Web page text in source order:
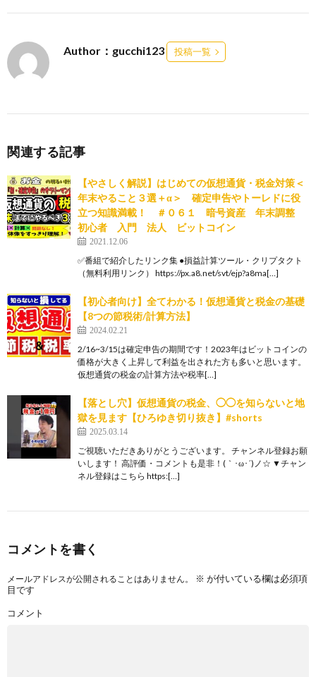
Author：gucchi123 投稿一覧
関連する記事
【やさしく解説】はじめての仮想通貨・税金対策＜
年末やること３選＋α＞ 確定申告やトーレドに役
立つ知識満載！ ＃０６１ 暗号資産 年末調整
初心者 入門 法人 ビットコイン
2021.12.06
✅番組で紹介したリンク集 ●損益計算ツール・クリプタクト
（無料利用リンク） https://px.a8.net/svt/ejp?a8ma[…]
【初心者向け】全てわかる！仮想通貨と税金の基礎
【8つの節税術/計算方法】
2024.02.21
2/16~3/15は確定申告の期間です！2023年はビットコインの
価格が大きく上昇して利益を出された方も多いと思います。
仮想通貨の税金の計算方法や税率[…]
【落とし穴】仮想通貨の税金、◯◯を知らないと地
獄を見ます【ひろゆき切り抜き】#shorts
2025.03.14
ご視聴いただきありがとうございます。 チャンネル登録お願
いします！ 高評価・コメントも是非！(｀･ω･´)ノ☆ ▼チャン
ネル登録はこちら https:[…]
コメントを書く
メールアドレスが公開されることはありません。 ※ が付いている欄は必須項
目です
コメント